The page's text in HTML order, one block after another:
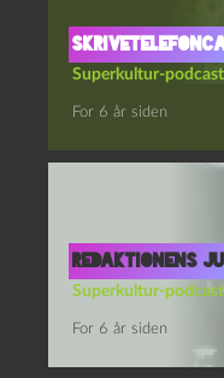
Superkultur-
For 6 år siden
Redaktionens
Superkultur-
For 6 år siden